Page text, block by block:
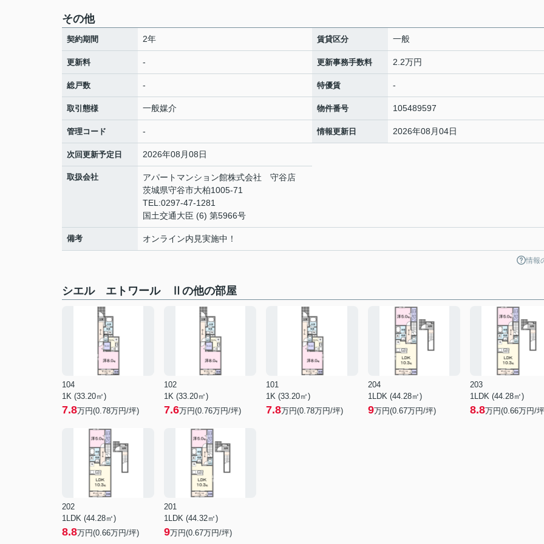
その他
契約期間 2年 賃貸区分 一般
更新料 - 更新事務手数料 2.2万円
総戸数 - 特優賃 -
取引態様 一般媒介 物件番号 105489597
管理コード - 情報更新日 2026年08月04日
次回更新予定日 2026年08月08日
取扱会社
アパートマンション館株式会社 守谷店
茨城県守谷市大柏1005-71
TEL:0297-47-1281
国土交通大臣 (6) 第5966号
備考 オンライン内見実施中！
情報
シエル エトワール Ⅱの他の部屋
104
1K (33.20㎡)
7.8万円(0.78万円/坪)
102
1K (33.20㎡)
7.6万円(0.76万円/坪)
101
1K (33.20㎡)
7.8万円(0.78万円/坪)
204
1LDK (44.28㎡)
9万円(0.67万円/坪)
203
1LDK (44.28㎡)
8.8万円(0.66万円/
202
1LDK (44.28㎡)
8.8万円(0.66万円/坪)
201
1LDK (44.32㎡)
9万円(0.67万円/坪)